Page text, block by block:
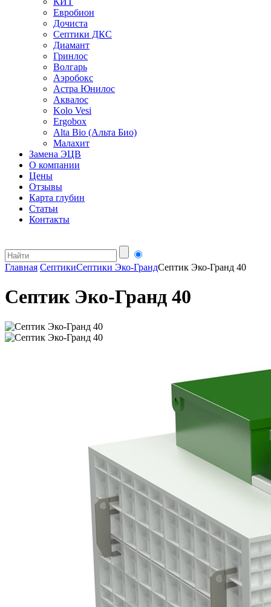
Евробион
Дочиста
Септики ДКС
Диамант
Гринлос
Волгарь
Аэробокс
Астра Юнилос
Аквалос
Kolo Vesi
Ergobox
Alta Bio (Альта Био)
Малахит
Замена ЭЦВ
О компании
Цены
Отзывы
Карта глубин
Статьи
Контакты
Главная СептикиСептики Эко-ГрандСептик Эко-Гранд 40
Септик Эко-Гранд 40